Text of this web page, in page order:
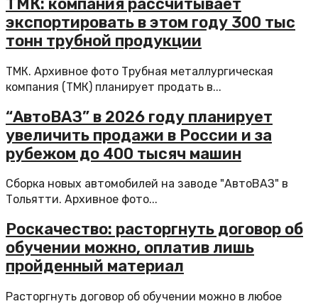
ТМК: компания рассчитывает
экспортировать в этом году 300 тыс
тонн трубной продукции
ТМК. Архивное фото Трубная металлургическая
компания (ТМК) планирует продать в...
“АвтоВАЗ” в 2026 году планирует
увеличить продажи в России и за
рубежом до 400 тысяч машин
Сборка новых автомобилей на заводе "АвтоВАЗ" в
Тольятти. Архивное фото...
Роскачество: расторгнуть договор об
обучении можно, оплатив лишь
пройденный материал
Расторгнуть договор об обучении можно в любое